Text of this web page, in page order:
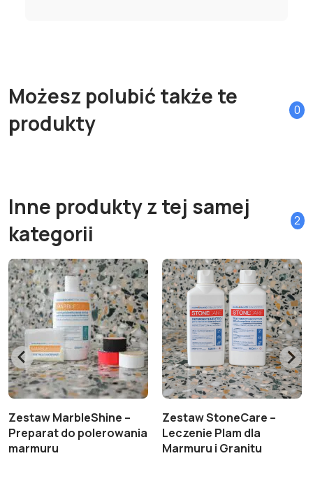
Możesz polubić także te
produkty
0
Inne produkty z tej samej
kategorii
2
Zestaw MarbleShine –
Preparat do polerowania
marmuru
Zestaw StoneCare –
Leczenie Plam dla
Marmuru i Granitu